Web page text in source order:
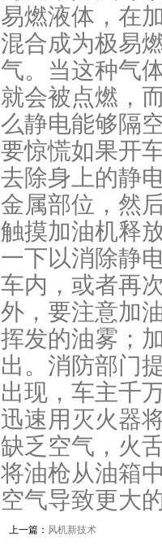
易燃液体，在
混合成为极易
气。当这种气
就会被点燃，
么静电能够隔
要惊慌如果开
去除身上的静
金属部位，然
触摸加油机释
一下以消除静
车内，或者再
外，要注意加
挥发的油雾；
出。消防部门
出现，车主千
迅速用灭火器
缺乏空气，火
将油枪从油箱
空气导致更大
上一篇： 风机新技术